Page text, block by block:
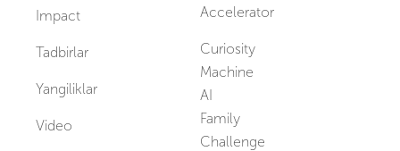
Impact
Tadbirlar
Yangiliklar
Video
Accelerator
Curiosity
Machine
AI
Family
Challenge